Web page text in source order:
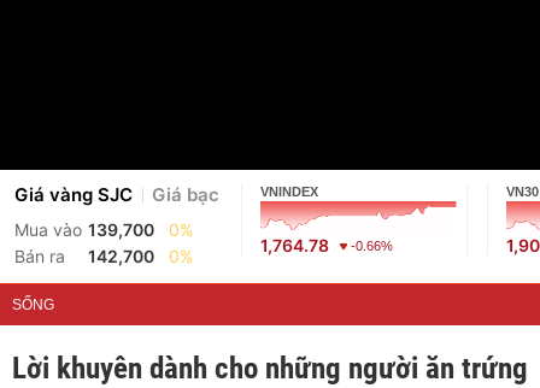
Giá vàng SJC Giá bạc
Mua vào 139,700
0%
Bán ra
142,700 0%
VNINDEX
1,764.78 -0.66%
VN30
SỐNG
Lời khuyên dành cho những người ăn trứng